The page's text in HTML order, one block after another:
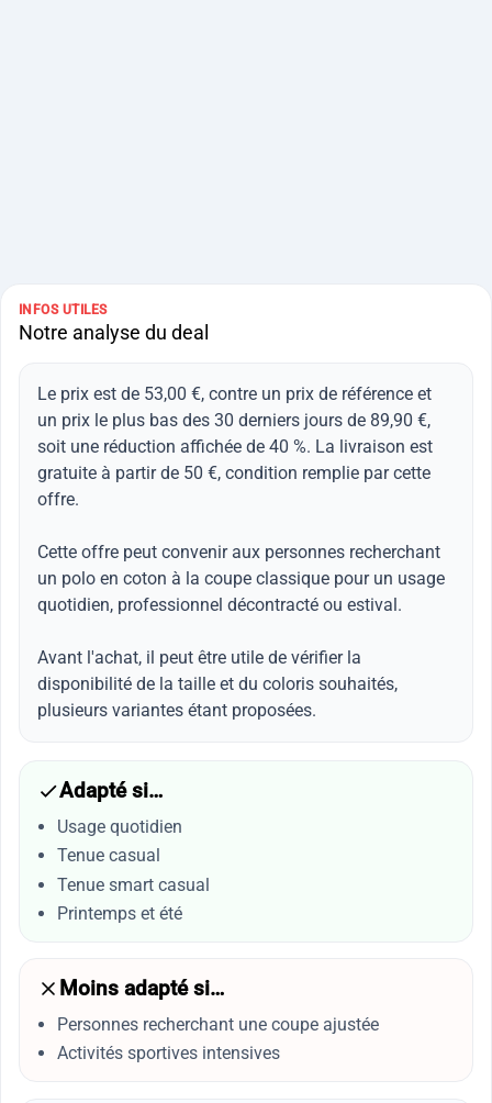
INFOS UTILES
Notre analyse du deal
Le prix est de 53,00 €, contre un prix de référence et
un prix le plus bas des 30 derniers jours de 89,90 €,
soit une réduction affichée de 40 %. La livraison est
gratuite à partir de 50 €, condition remplie par cette
offre.
Cette offre peut convenir aux personnes recherchant
un polo en coton à la coupe classique pour un usage
quotidien, professionnel décontracté ou estival.
Avant l'achat, il peut être utile de vérifier la
disponibilité de la taille et du coloris souhaités,
plusieurs variantes étant proposées.
Adapté si…
Usage quotidien
Tenue casual
Tenue smart casual
Printemps et été
Moins adapté si…
Personnes recherchant une coupe ajustée
Activités sportives intensives